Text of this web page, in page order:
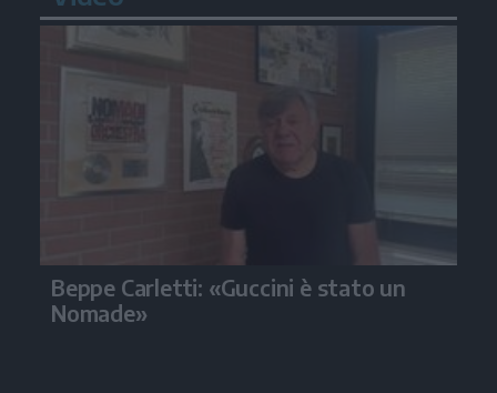
Beppe Carletti: «Guccini è stato un
Nomade»